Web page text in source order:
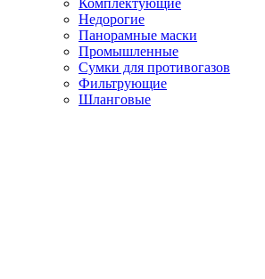
Комплектующие
Недорогие
Панорамные маски
Промышленные
Сумки для противогазов
Фильтрующие
Шланговые